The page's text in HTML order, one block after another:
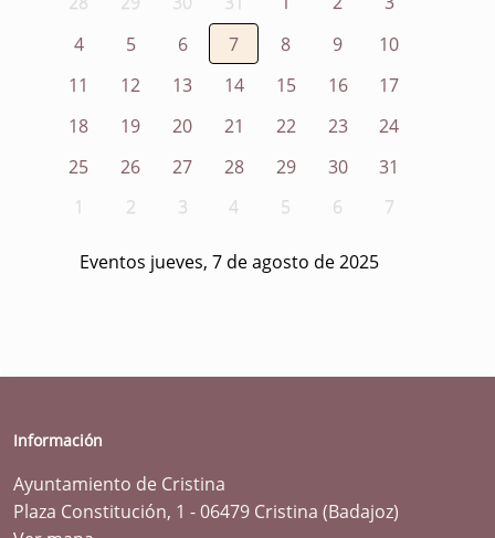
4
5 6 7 8 9
10
11
12 13 14 15 16
17
18
19 20 21 22 23
24
25
26 27 28 29 30
31
1
2 3 4 5 6 7
Eventos jueves, 7 de agosto de 2025
Información
Ayuntamiento de Cristina
Plaza Constitución, 1 - 06479 Cristina (Badajoz)